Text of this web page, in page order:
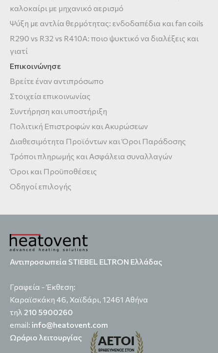
καλοκαίρι με μηχανικό αερισμό
Ψύξη με αντλία θερμότητας: ενδοδαπέδια και fan coils
R290 vs R32 vs R410A: ποιο ψυκτικό να διαλέξεις και
γιατί
Επικοινώνησε
Βρείτε έναν αντιπρόσωπο
Στοιχεία επικοινωνίας
Συντήρηση και υποστήριξη
Πολιτική Επιστροφών και Ακυρώσεων
Διαθεσιμότητα Προϊόντων και Όροι Παράδοσης
Τρόποι πληρωμής και Ασφάλεια συναλλαγών
Όροι και Προϋποθέσεις
Οδηγοί επιλογής
Αντιπροσωπεία STIEBEL ELTRON Ελλάδας
Γραφεία - Έκθεση:
Καραϊσκάκη 46, Χαϊδάρι, 12461 Αθήνα
τηλ 210 5900260
email: info@heatovent.com
Ωράριο λειτουργίας